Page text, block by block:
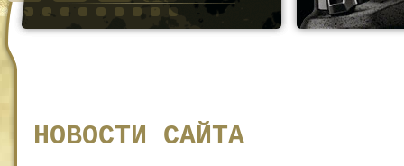
НОВОСТИ САЙТА